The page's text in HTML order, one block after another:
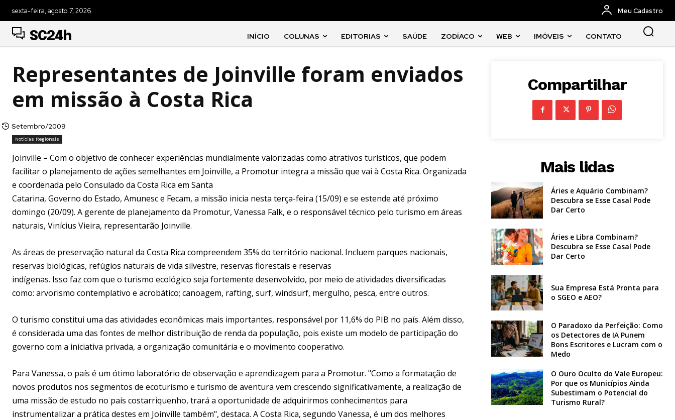
sexta-feira, agosto 7, 2026 Meu Cadastro
SC24h INÍCIO COLUNAS EDITORIAS SAÚDE ZODÍACO WEB IMÓVEIS CONTATO
Representantes de Joinville foram enviados
em missão à Costa Rica
Setembro/2009
Notícias Regionais
Joinville – Com o objetivo de conhecer experiências mundialmente valorizadas como atrativos turísticos, que podem
facilitar o planejamento de ações semelhantes em Joinville, a Promotur integra a missão que vai à Costa Rica. Organizada
e coordenada pelo Consulado da Costa Rica em Santa
Catarina, Governo do Estado, Amunesc e Fecam, a missão inicia nesta terça-feira (15/09) e se estende até próximo
domingo (20/09). A gerente de planejamento da Promotur, Vanessa Falk, e o responsável técnico pelo turismo em áreas
naturais, Vinícius Vieira, representarão Joinville.
As áreas de preservação natural da Costa Rica compreendem 35% do território nacional. Incluem parques nacionais,
reservas biológicas, refúgios naturais de vida silvestre, reservas florestais e reservas
indígenas. Isso faz com que o turismo ecológico seja fortemente desenvolvido, por meio de atividades diversificadas
como: arvorismo contemplativo e acrobático; canoagem, rafting, surf, windsurf, mergulho, pesca, entre outros.
O turismo constitui uma das atividades econômicas mais importantes, responsável por 11,6% do PIB no país. Além disso,
é considerada uma das fontes de melhor distribuição de renda da população, pois existe um modelo de participação do
governo com a iniciativa privada, a organização comunitária e o movimento cooperativo.
Para Vanessa, o país é um ótimo laboratório de observação e aprendizagem para a Promotur. "Como a formatação de
novos produtos nos segmentos de ecoturismo e turismo de aventura vem crescendo significativamente, a realização de
uma missão de estudo no país costarriquenho, trará a oportunidade de adquirirmos conhecimentos para
instrumentalizar a prática destes em Joinville também", destaca. A Costa Rica, segundo Vanessa, é um dos melhores
Compartilhar
Mais lidas
Áries e Aquário Combinam?
Descubra se Esse Casal Pode
Dar Certo
Áries e Libra Combinam?
Descubra se Esse Casal Pode
Dar Certo
Sua Empresa Está Pronta para
o SGEO e AEO?
O Paradoxo da Perfeição: Como
os Detectores de IA Punem
Bons Escritores e Lucram com o
Medo
O Ouro Oculto do Vale Europeu:
Por que os Municípios Ainda
Subestimam o Potencial do
Turismo Rural?